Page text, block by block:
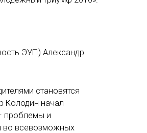
ЭУП) Александр
становятся
Колодин начал
проблемы и
во всевозможных